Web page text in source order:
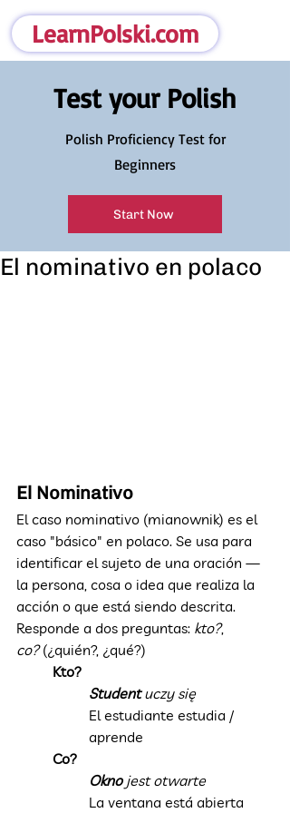
LearnPolski.com
Test your Polish
Polish Proficiency Test for
Beginners
Start Now
El nominativo en polaco
El Nominativo
El caso nominativo (mianownik) es el
caso "básico" en polaco. Se usa para
identificar el sujeto de una oración —
la persona, cosa o idea que realiza la
acción o que está siendo descrita.
Responde a dos preguntas: kto?,
co? (¿quién?, ¿qué?)
Kto?
Student uczy się
El estudiante estudia /
aprende
Co?
Okno jest otwarte
La ventana está abierta